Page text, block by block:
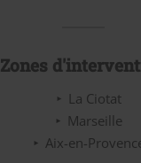
Zones
La Ciotat
Marseille
Aix-en-